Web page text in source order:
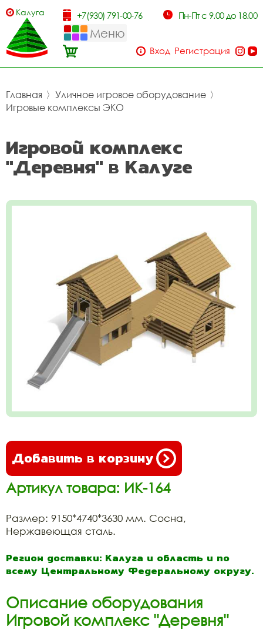
Калуга +7(930) 791-00-76 Пн-Пт с 9.00 до 18.00
Меню
Вход Регистрация
Главная 〉 Уличное игровое оборудование 〉
Игровые комплексы ЭКО
Игровой комплекс
"Деревня" в Калуге
Добавить в корзину
Артикул товара: ИК-164
Размер: 9150*4740*3630 мм. Сосна,
Нержавеющая сталь.
Регион доставки: Калуга и область и по
всему Центральному Федеральному округу.
Описание оборудования
Игровой комплекс "Деревня"